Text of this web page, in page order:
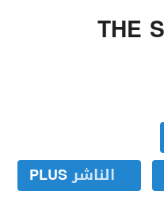
THE
الناشرPLUS